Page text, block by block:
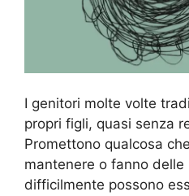
I genitori molte volte
propri figli, quasi senza
Promettono qualcosa
mantenere o fanno
difficilmente possono